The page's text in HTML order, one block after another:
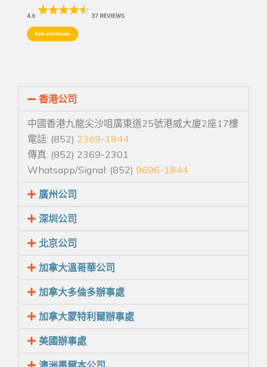
香港公司
中國香港九龍尖沙咀廣東道25號港威大廈2座17樓
電話: (852) 2369-1844
傳真: (852) 2369-2301
Whatsapp/Signal: (852) 9696-1844
廣州公司
深圳公司
北京公司
加拿大溫哥華公司
加拿大多倫多辦事處
加拿大蒙特利爾辦事處
美國辦事處